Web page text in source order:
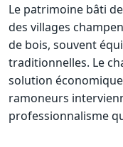
Le patrimoine bâti
des villages
de bois, souvent
traditionnelles. Le
solution
ramoneurs
professionnalisme